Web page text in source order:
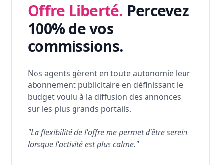
Offre Liberté. Percevez
100% de vos
commissions.
Nos agents gèrent en toute autonomie leur
abonnement publicitaire en définissant le
budget voulu à la diffusion des annonces
sur les plus grands portails.
"La flexibilité de l'offre me permet d'être serein
lorsque l'activité est plus calme."